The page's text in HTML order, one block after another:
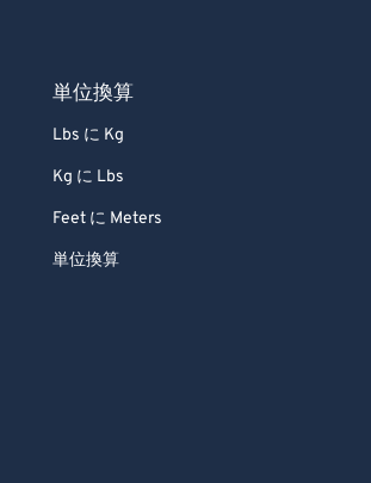
単位換算
Lbs に Kg
Kg に Lbs
Feet に Meters
単位換算